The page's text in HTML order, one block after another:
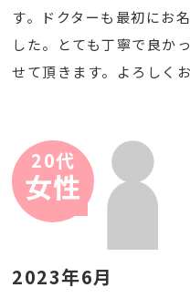
す。ドクターも最初にお
した。とても丁寧で良か
せて頂きます。よろしく
20代
女性
2023年6月